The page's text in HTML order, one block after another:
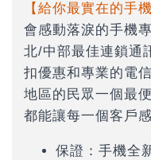
【給你最實在的手
會感動落淚的手機
北/中部最佳連鎖通
扣優惠和專業的電
地區的民眾一個最
都能讓每一個客戶
保證：手機全